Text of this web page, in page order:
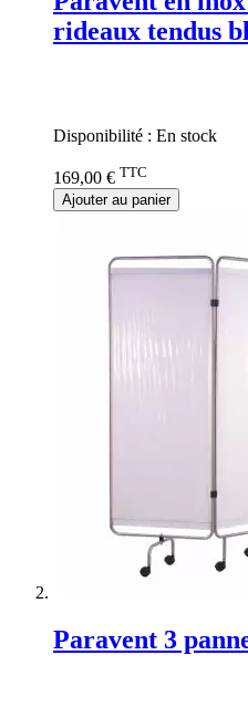
rideaux tendus
Disponibilité : En stock
169,00 € TTC
Ajouter au panier
Paravent 3